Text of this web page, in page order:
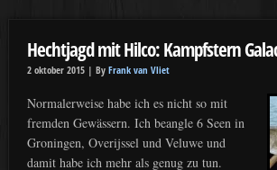
Hechtjagd mit Hilco: Kampfstern
2 oktober 2015 | By Frank van Vliet
Normalerweise habe ich es nicht so mit
fremden Gewässern. Ich beangle 6 Seen in
Groningen, Overijssel und Veluwe und
damit habe ich mehr als genug zu tun.